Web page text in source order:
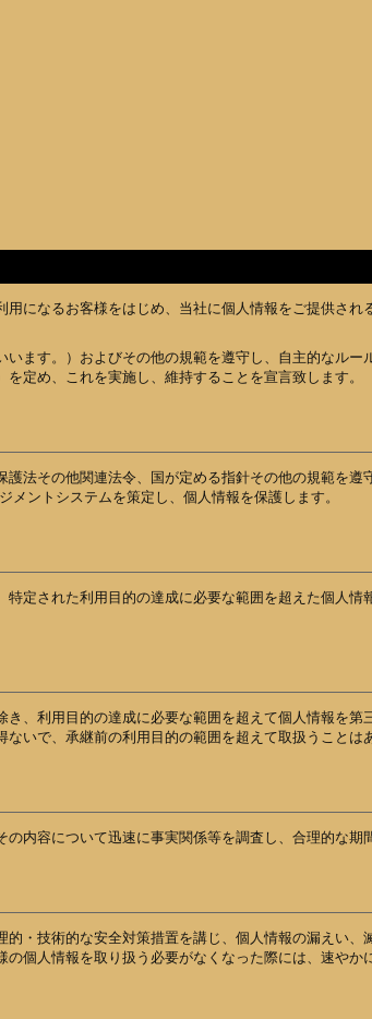
になるお客様をはじめ、当社に個人情報をご提供され
ます。）およびその他の規範を遵守し、自主的なルー
定め、これを実施し、維持することを宣言致します。
法その他関連法令、国が定める指針その他の規範を遵
ントシステムを策定し、個人情報を保護します。
定された利用目的の達成に必要な範囲を超えた個人情
、利用目的の達成に必要な範囲を超えて個人情報を
いで、承継前の利用目的の範囲を超えて取扱うことは
内容について迅速に事実関係等を調査し、合理的な期
・技術的な安全対策措置を講じ、個人情報の漏えい
個人情報を取り扱う必要がなくなった際には、速やか